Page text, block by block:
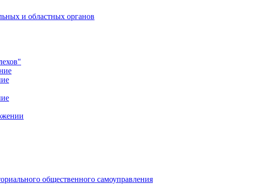
и областных органов
общественного самоуправления